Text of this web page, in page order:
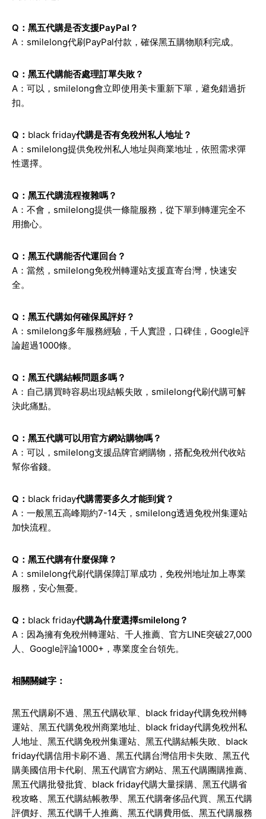
Q：黑五代購是否支援PayPal？
A：smilelong代刷PayPal付款，確保黑五購物順利完成。
Q：黑五代購能否處理訂單失敗？
A：可以，smilelong會立即使用美卡重新下單，避免錯過折
扣。
Q： black friday代購是否有免稅州私人地址？
A：smilelong提供免稅州私人地址與商業地址，依照需求彈
性選擇。
Q：黑五代購流程複雜嗎？
A：不會，smilelong提供一條龍服務，從下單到轉運完全不
用擔心。
Q：黑五代購能否代運回台？
A：當然，smilelong免稅州轉運站支援直寄台灣，快速安
全。
Q：黑五代購如何確保風評好？
A：smilelong多年服務經驗，千人實證，口碑佳，Google評
論超過1000條。
Q：黑五代購結帳問題多嗎？
A：自己購買時容易出現結帳失敗，smilelong代刷代購可解
決此痛點。
Q：黑五代購可以用官方網站購物嗎？
A：可以，smilelong支援品牌官網購物，搭配免稅州代收站
幫你省錢。
Q： black friday代購需要多久才能到貨？
A：一般黑五高峰期約7-14天，smilelong透過免稅州集運站
加快流程。
Q：黑五代購有什麼保障？
A：smilelong代刷代購保障訂單成功，免稅州地址加上專業
服務，安心無憂。
Q： black friday代購為什麼選擇smilelong？
A：因為擁有免稅州轉運站、千人推薦、官方LINE突破27,000
人、Google評論1000+，專業度全台領先。
相關關鍵字：
黑五代購刷不過、黑五代購砍單、 black friday代購免稅州轉
運站、黑五代購免稅州商業地址、 black friday代購免稅州私
人地址、黑五代購免稅州集運站、黑五代購結帳失敗、 black
friday代購信用卡刷不過、黑五代購台灣信用卡失敗、黑五代
購美國信用卡代刷、黑五代購官方網站、黑五代購團購推薦、
黑五代購批發批貨、 black friday代購大量採購、黑五代購省
稅攻略、黑五代購結帳教學、黑五代購奢侈品代買、黑五代購
評價好、黑五代購千人推薦、黑五代購費用低、黑五代購服務